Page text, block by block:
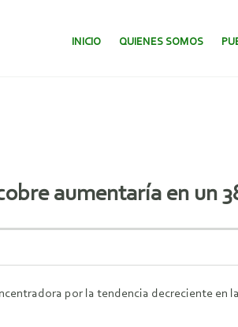
SALTAR AL CONTENIDO.
INICIO QUIENES SOMOS
aumentaría en un
por la tendencia decreciente en